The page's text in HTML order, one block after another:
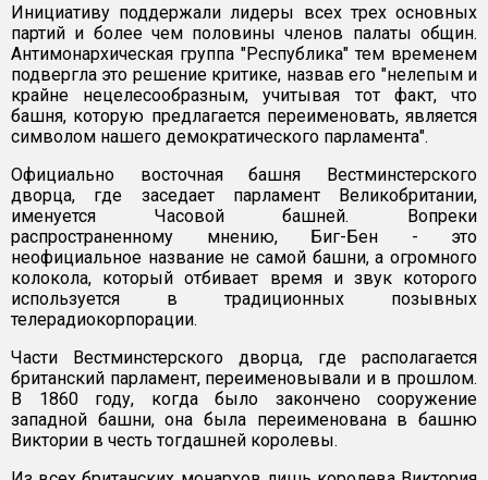
Инициативу поддержали лидеры всех трех основных
партий и более чем половины членов палаты общин.
Антимонархическая группа "Республика" тем временем
подвергла это решение критике, назвав его "нелепым и
крайне нецелесообразным, учитывая тот факт, что
башня, которую предлагается переименовать, является
символом нашего демократического парламента".
Официально восточная башня Вестминстерского
дворца, где заседает парламент Великобритании,
именуется Часовой башней. Вопреки
распространенному мнению, Биг-Бен - это
неофициальное название не самой башни, а огромного
колокола, который отбивает время и звук которого
используется в традиционных позывных
телерадиокорпорации.
Части Вестминстерского дворца, где располагается
британский парламент, переименовывали и в прошлом.
В 1860 году, когда было закончено сооружение
западной башни, она была переименована в башню
Виктории в честь тогдашней королевы.